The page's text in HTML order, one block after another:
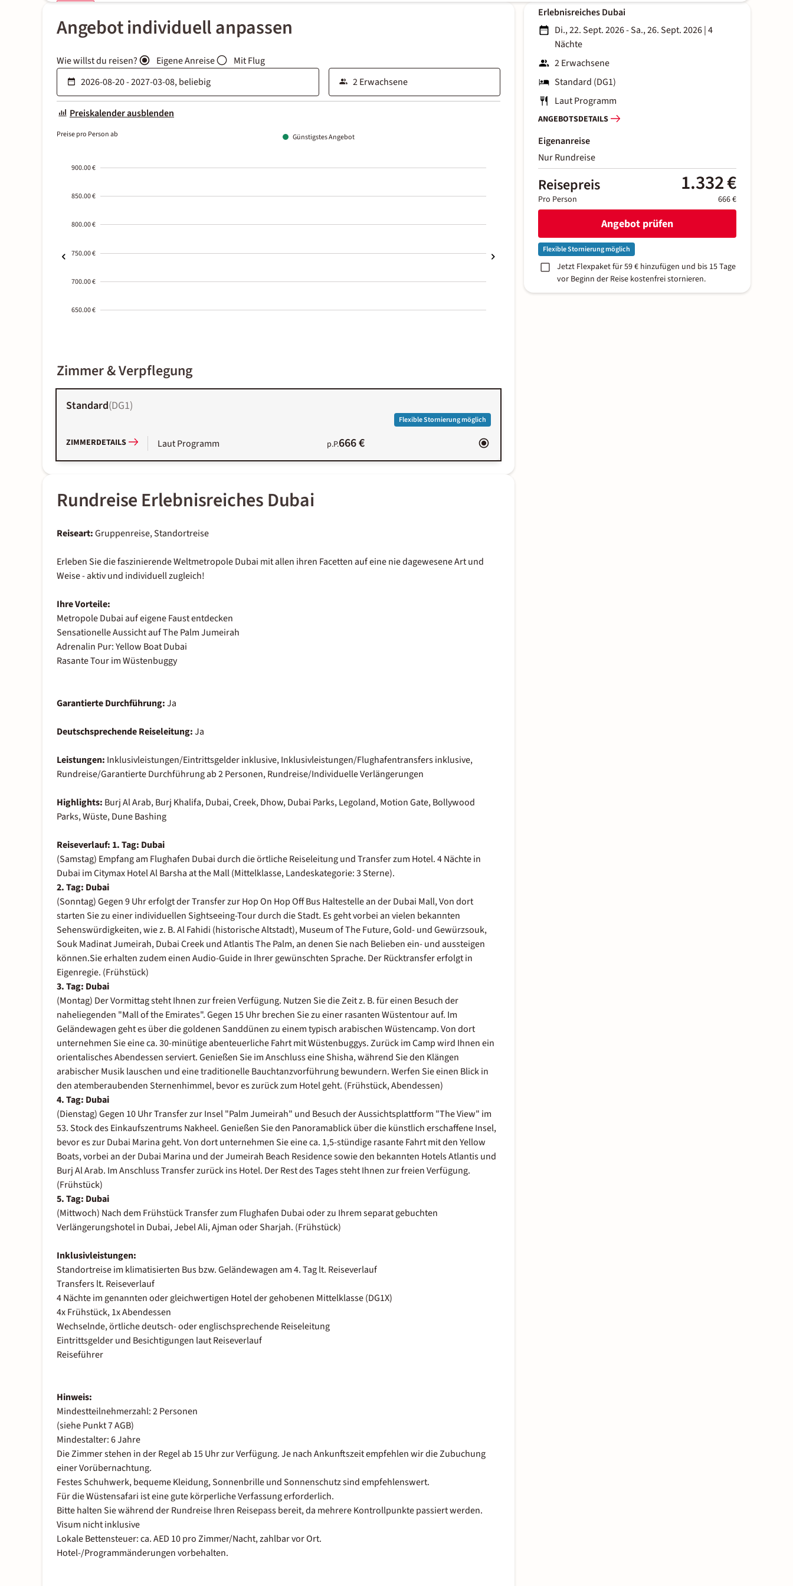
Angebot individuell anpassen
Wie willst du reisen? Eigene Anreise Mit Flug
Preiskalender ausblenden
Preise pro Person ab Günstigstes Angebot
900.00 €
850.00 €
800.00 €
750.00 €
700.00 €
650.00 €
01-02
Zimmer & Verpflegung
Standard(DG1)
Flexible Stornierung möglich
ZIMMERDETAILS Laut Programm p.P.666 €
Rundreise Erlebnisreiches Dubai
Reiseart:Gruppenreise, Standortreise
Erleben Sie die faszinierende Weltmetropole Dubai mit allen ihren Facetten auf eine nie dagewesene Art und
Weise - aktiv und individuell zugleich!
Ihre Vorteile:
Metropole Dubai auf eigene Faust entdecken
Sensationelle Aussicht auf The Palm Jumeirah
Adrenalin Pur: Yellow Boat Dubai
Rasante Tour im Wüstenbuggy
Garantierte Durchführung:Ja
Deutschsprechende Reiseleitung:Ja
Leistungen: Inklusivleistungen/Eintrittsgelder inklusive, Inklusivleistungen/Flughafentransfers inklusive,
Rundreise/Garantierte Durchführung ab 2 Personen, Rundreise/Individuelle Verlängerungen
Highlights: Burj Al Arab, Burj Khalifa, Dubai, Creek, Dhow, Dubai Parks, Legoland, Motion Gate, Bollywood
Parks, Wüste, Dune Bashing
Reiseverlauf: 1. Tag: Dubai
(Samstag) Empfang am Flughafen Dubai durch die örtliche Reiseleitung und Transfer zum Hotel. 4 Nächte in
Dubai im Citymax Hotel Al Barsha at the Mall (Mittelklasse, Landeskategorie: 3 Sterne).
2. Tag: Dubai
(Sonntag) Gegen 9 Uhr erfolgt der Transfer zur Hop On Hop Off Bus Haltestelle an der Dubai Mall, Von dort
starten Sie zu einer individuellen Sightseeing-Tour durch die Stadt. Es geht vorbei an vielen bekannten
Sehenswürdigkeiten, wie z. B. Al Fahidi (historische Altstadt), Museum of The Future, Gold- und Gewürzsouk,
Souk Madinat Jumeirah, Dubai Creek und Atlantis The Palm, an denen Sie nach Belieben ein- und aussteigen
können.Sie erhalten zudem einen Audio-Guide in Ihrer gewünschten Sprache. Der Rücktransfer erfolgt in
Eigenregie. (Frühstück)
3. Tag: Dubai
(Montag) Der Vormittag steht Ihnen zur freien Verfügung. Nutzen Sie die Zeit z. B. für einen Besuch der
naheliegenden "Mall of the Emirates". Gegen 15 Uhr brechen Sie zu einer rasanten Wüstentour auf. Im
Geländewagen geht es über die goldenen Sanddünen zu einem typisch arabischen Wüstencamp. Von dort
unternehmen Sie eine ca. 30-minütige abenteuerliche Fahrt mit Wüstenbuggys. Zurück im Camp wird Ihnen ein
orientalisches Abendessen serviert. Genießen Sie im Anschluss eine Shisha, während Sie den Klängen
arabischer Musik lauschen und eine traditionelle Bauchtanzvorführung bewundern. Werfen Sie einen Blick in
den atemberaubenden Sternenhimmel, bevor es zurück zum Hotel geht. (Frühstück, Abendessen)
4. Tag: Dubai
(Dienstag) Gegen 10 Uhr Transfer zur Insel "Palm Jumeirah" und Besuch der Aussichtsplattform "The View" im
53. Stock des Einkaufszentrums Nakheel. Genießen Sie den Panoramablick über die künstlich erschaffene Insel,
bevor es zur Dubai Marina geht. Von dort unternehmen Sie eine ca. 1,5-stündige rasante Fahrt mit den Yellow
Boats, vorbei an der Dubai Marina und der Jumeirah Beach Residence sowie den bekannten Hotels Atlantis und
Burj Al Arab. Im Anschluss Transfer zurück ins Hotel. Der Rest des Tages steht Ihnen zur freien Verfügung.
(Frühstück)
5. Tag: Dubai
(Mittwoch) Nach dem Frühstück Transfer zum Flughafen Dubai oder zu Ihrem separat gebuchten
Verlängerungshotel in Dubai, Jebel Ali, Ajman oder Sharjah. (Frühstück)
Inklusivleistungen:
Standortreise im klimatisierten Bus bzw. Geländewagen am 4. Tag lt. Reiseverlauf
Transfers lt. Reiseverlauf
4 Nächte im genannten oder gleichwertigen Hotel der gehobenen Mittelklasse (DG1X)
4x Frühstück, 1x Abendessen
Wechselnde, örtliche deutsch- oder englischsprechende Reiseleitung
Eintrittsgelder und Besichtigungen laut Reiseverlauf
Reiseführer
Hinweis:
Mindestteilnehmerzahl: 2 Personen
(siehe Punkt 7 AGB)
Mindestalter: 6 Jahre
Die Zimmer stehen in der Regel ab 15 Uhr zur Verfügung. Je nach Ankunftszeit empfehlen wir die Zubuchung
einer Vorübernachtung.
Festes Schuhwerk, bequeme Kleidung, Sonnenbrille und Sonnenschutz sind empfehlenswert.
Für die Wüstensafari ist eine gute körperliche Verfassung erforderlich.
Bitte halten Sie während der Rundreise Ihren Reisepass bereit, da mehrere Kontrollpunkte passiert werden.
Visum nicht inklusive
Lokale Bettensteuer: ca. AED 10 pro Zimmer/Nacht, zahlbar vor Ort.
Hotel-/Programmänderungen vorbehalten.
Erlebnisreiches Dubai
Di., 22. Sept. 2026 - Sa., 26. Sept. 2026|4
Nächte
2 Erwachsene
Standard (DG1)
Laut Programm
ANGEBOTSDETAILS
Eigenanreise
Nur Rundreise
Reisepreis 1.332 €
Pro Person 666 €
Angebot prüfen
Flexible Stornierung möglich
Jetzt Flexpaket für 59 € hinzufügen und bis 15 Tage
vor Beginn der Reise kostenfrei stornieren.